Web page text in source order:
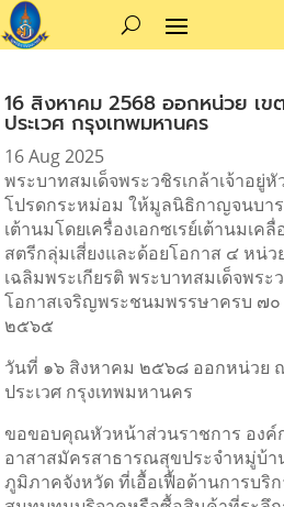
16 สิงหาคม 2568 ออกหน่วย เข
ประเวศ กรุงเทพมหานคร
16 Aug 2025
พระบาทสมเด็จพระวชิรเกล้าเจ้าอยู่
โปรดกระหม่อม ให้มูลนิธิกาญจนบา
เต้านมโดยเครื่องเอกซเรย์เต้านมเ
สตรีกลุ่มเสี่ยงและด้อยโอกาส ๔ หน่
เฉลิมพระเกียรติ พระบาทสมเด็จพระ
โอกาสเจริญพระชนมพรรษาครบ ๗
๒๕๖๕
วันที่ ๑๖ สิงหาคม ๒๕๖๘ ออกหน่วย
ประเวศ กรุงเทพมหานคร
ขอขอบคุณหัวหน้าส่วนราชการ องค์
อาสาสมัครสาธารณสุขประจำหมู่บ้
ภูมิภาคจังหวัด ที่เอื้อเฟื้อด้านการบริ